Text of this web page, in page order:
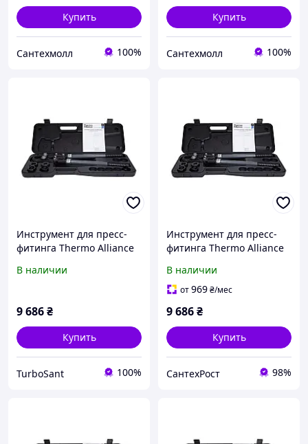
Купить
Сантехмолл 100%
Купить
Сантехмолл 100%
Инструмент для пресс-
фитинга Thermo Alliance
В наличии
9 686₴
Купить
TurboSant 100%
Инструмент для пресс-
фитинга Thermo Alliance
В наличии
от969₴/мес
9 686₴
Купить
СантехРост 98%